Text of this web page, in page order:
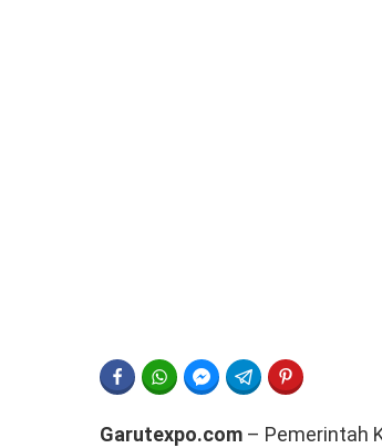
FACEBOOKWHATSAPPFACEBOOK
TELEGRAM
Garutexpo.com – Pemerintah